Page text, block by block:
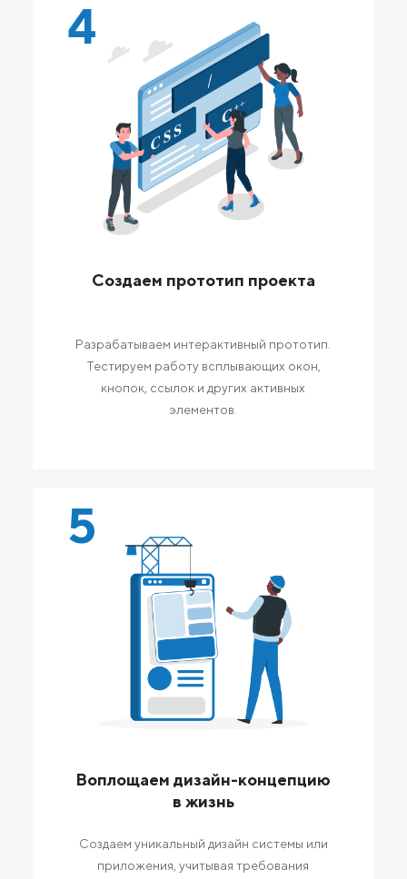
4
Создаем прототип проекта
Разрабатываем интерактивный прототип.
Тестируем работу всплывающих окон,
кнопок, ссылок и других активных
элементов.
5
Воплощаем дизайн-концепцию
в жизнь
Создаем уникальный дизайн системы или
приложения, учитывая требования